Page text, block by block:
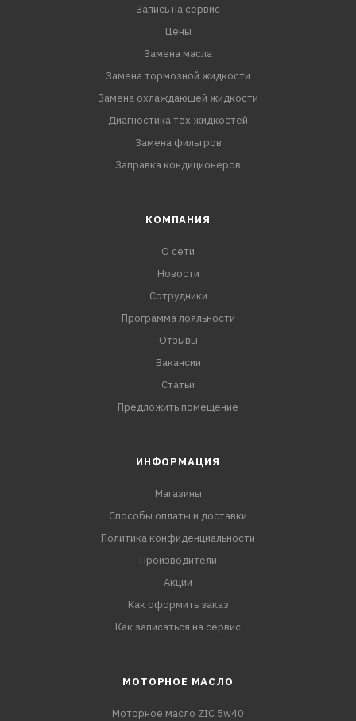
Запись на сервис
Цены
Замена масла
Замена тормозной жидкости
Замена охлаждающей жидкости
Диагностика тех.жидкостей
Замена фильтров
Заправка кондиционеров
КОМПАНИЯ
О сети
Новости
Сотрудники
Программа лояльности
Отзывы
Вакансии
Статьи
Предложить помещение
ИНФОРМАЦИЯ
Магазины
Способы оплаты и доставки
Политика конфиденциальности
Производители
Акции
Как оформить заказ
Как записаться на сервис
МОТОРНОЕ МАСЛО
Моторное масло ZIC 5w40